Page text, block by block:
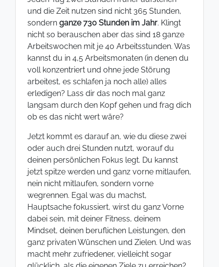
und die Zeit nutzen sind nicht 365 Stunden,
sondern ganze 730 Stunden im Jahr. Klingt
nicht so berauschen aber das sind 18 ganze
Arbeitswochen mit je 40 Arbeitsstunden. Was
kannst du in 4,5 Arbeitsmonaten (in denen du
voll konzentriert und ohne jede Störung
arbeitest, es schlafen ja noch alle) alles
erledigen? Lass dir das noch mal ganz
langsam durch den Kopf gehen und frag dich
ob es das nicht wert wäre?
Jetzt kommt es darauf an, wie du diese zwei
oder auch drei Stunden nutzt, worauf du
deinen persönlichen Fokus legt. Du kannst
jetzt spitze werden und ganz vorne mitlaufen,
nein nicht mitlaufen, sondern vorne
wegrennen. Egal was du machst,
Hauptsache fokussiert, wirst du ganz Vorne
dabei sein, mit deiner Fitness, deinem
Mindset, deinen beruflichen Leistungen, den
ganz privaten Wünschen und Zielen. Und was
macht mehr zufriedener, vielleicht sogar